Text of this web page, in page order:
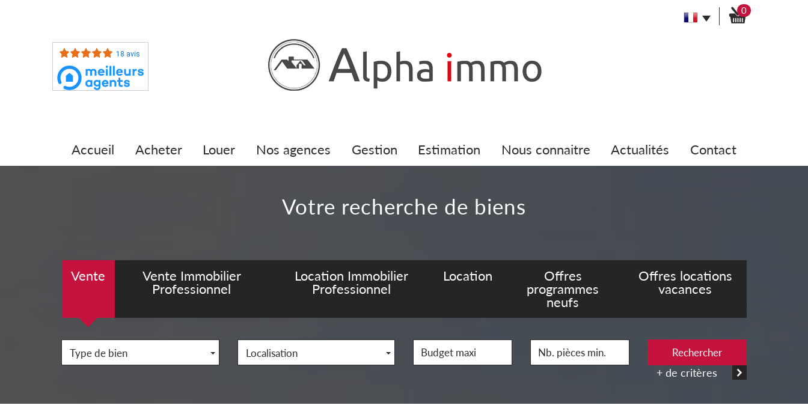
18 avis
0
accueil acheter louer nos agences gestion estimation nous connaitre actualités contact
votre recherche de biens
Vente
Vente Immobilier
Professionnel
Location Immobilier
Professionnel
Location
Offres
programmes
neufs
Offres locations
vacances
Type de bien Localisation Rechercher
+ de critères